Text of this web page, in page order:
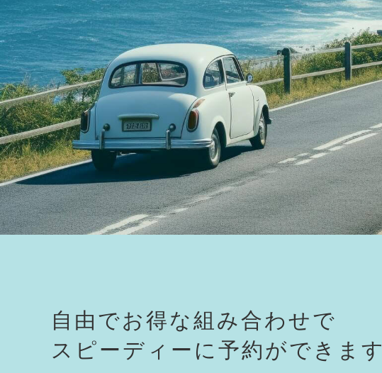
自由でお得な組み合わせで
スピーディーに予約ができます